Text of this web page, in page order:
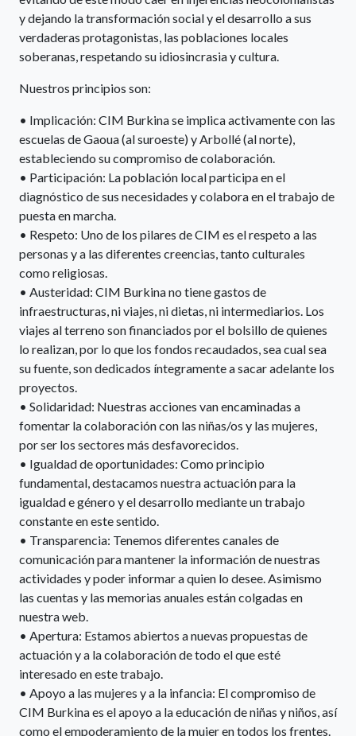
y dejando la transformación social y el desarrollo a sus
verdaderas protagonistas, las poblaciones locales
soberanas, respetando su idiosincrasia y cultura.
Nuestros principios son:
• Implicación: CIM Burkina se implica activamente con las
escuelas de Gaoua (al suroeste) y Arbollé (al norte),
estableciendo su compromiso de colaboración.
• Participación: La población local participa en el
diagnóstico de sus necesidades y colabora en el trabajo de
puesta en marcha.
• Respeto: Uno de los pilares de CIM es el respeto a las
personas y a las diferentes creencias, tanto culturales
como religiosas.
• Austeridad: CIM Burkina no tiene gastos de
infraestructuras, ni viajes, ni dietas, ni intermediarios. Los
viajes al terreno son financiados por el bolsillo de quienes
lo realizan, por lo que los fondos recaudados, sea cual sea
su fuente, son dedicados íntegramente a sacar adelante los
proyectos.
• Solidaridad: Nuestras acciones van encaminadas a
fomentar la colaboración con las niñas/os y las mujeres,
por ser los sectores más desfavorecidos.
• Igualdad de oportunidades: Como principio
fundamental, destacamos nuestra actuación para la
igualdad e género y el desarrollo mediante un trabajo
constante en este sentido.
• Transparencia: Tenemos diferentes canales de
comunicación para mantener la información de nuestras
actividades y poder informar a quien lo desee. Asimismo
las cuentas y las memorias anuales están colgadas en
nuestra web.
• Apertura: Estamos abiertos a nuevas propuestas de
actuación y a la colaboración de todo el que esté
interesado en este trabajo.
• Apoyo a las mujeres y a la infancia: El compromiso de
CIM Burkina es el apoyo a la educación de niñas y niños, así
como el empoderamiento de la mujer en todos los frentes.